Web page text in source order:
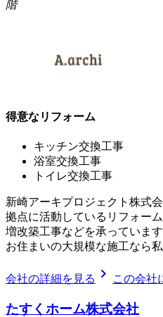
階
得意なリフォーム
キッチン交換工事
浴室交換工事
トイレ交換工事
新崎アーキプロジェクト株式
拠点に活動しているリフォー
増改築工事などを承っていま
お住まいの大規模な施工なら
会社の詳細を見る chevron_right この会社
たすくホーム株式会社